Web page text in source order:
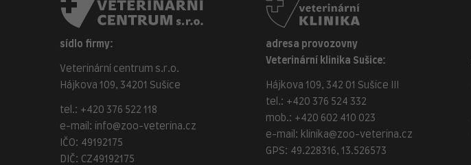
sídlo firmy:
Veterinární centrum s.r.o.
Hájkova 109, 34201 Sušice
tel.: +420 376 522 118
e-mail:
info@zoo-veterina.cz
IČO: 49192175
DIČ: CZ49192175
adresa provozovny
Veterinární klinika Sušice:
Hájkova 109, 342 01 Sušice III
tel.: +420 376 524 332
mob.: +420 602 410 023
e-mail: klinika@zoo-veterina.cz
GPS: 49.228316, 13.526573